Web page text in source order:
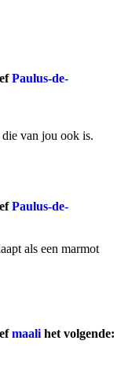
Paulus-de-
van jou ook is.
Paulus-de-
als een marmot
maali het volgende: